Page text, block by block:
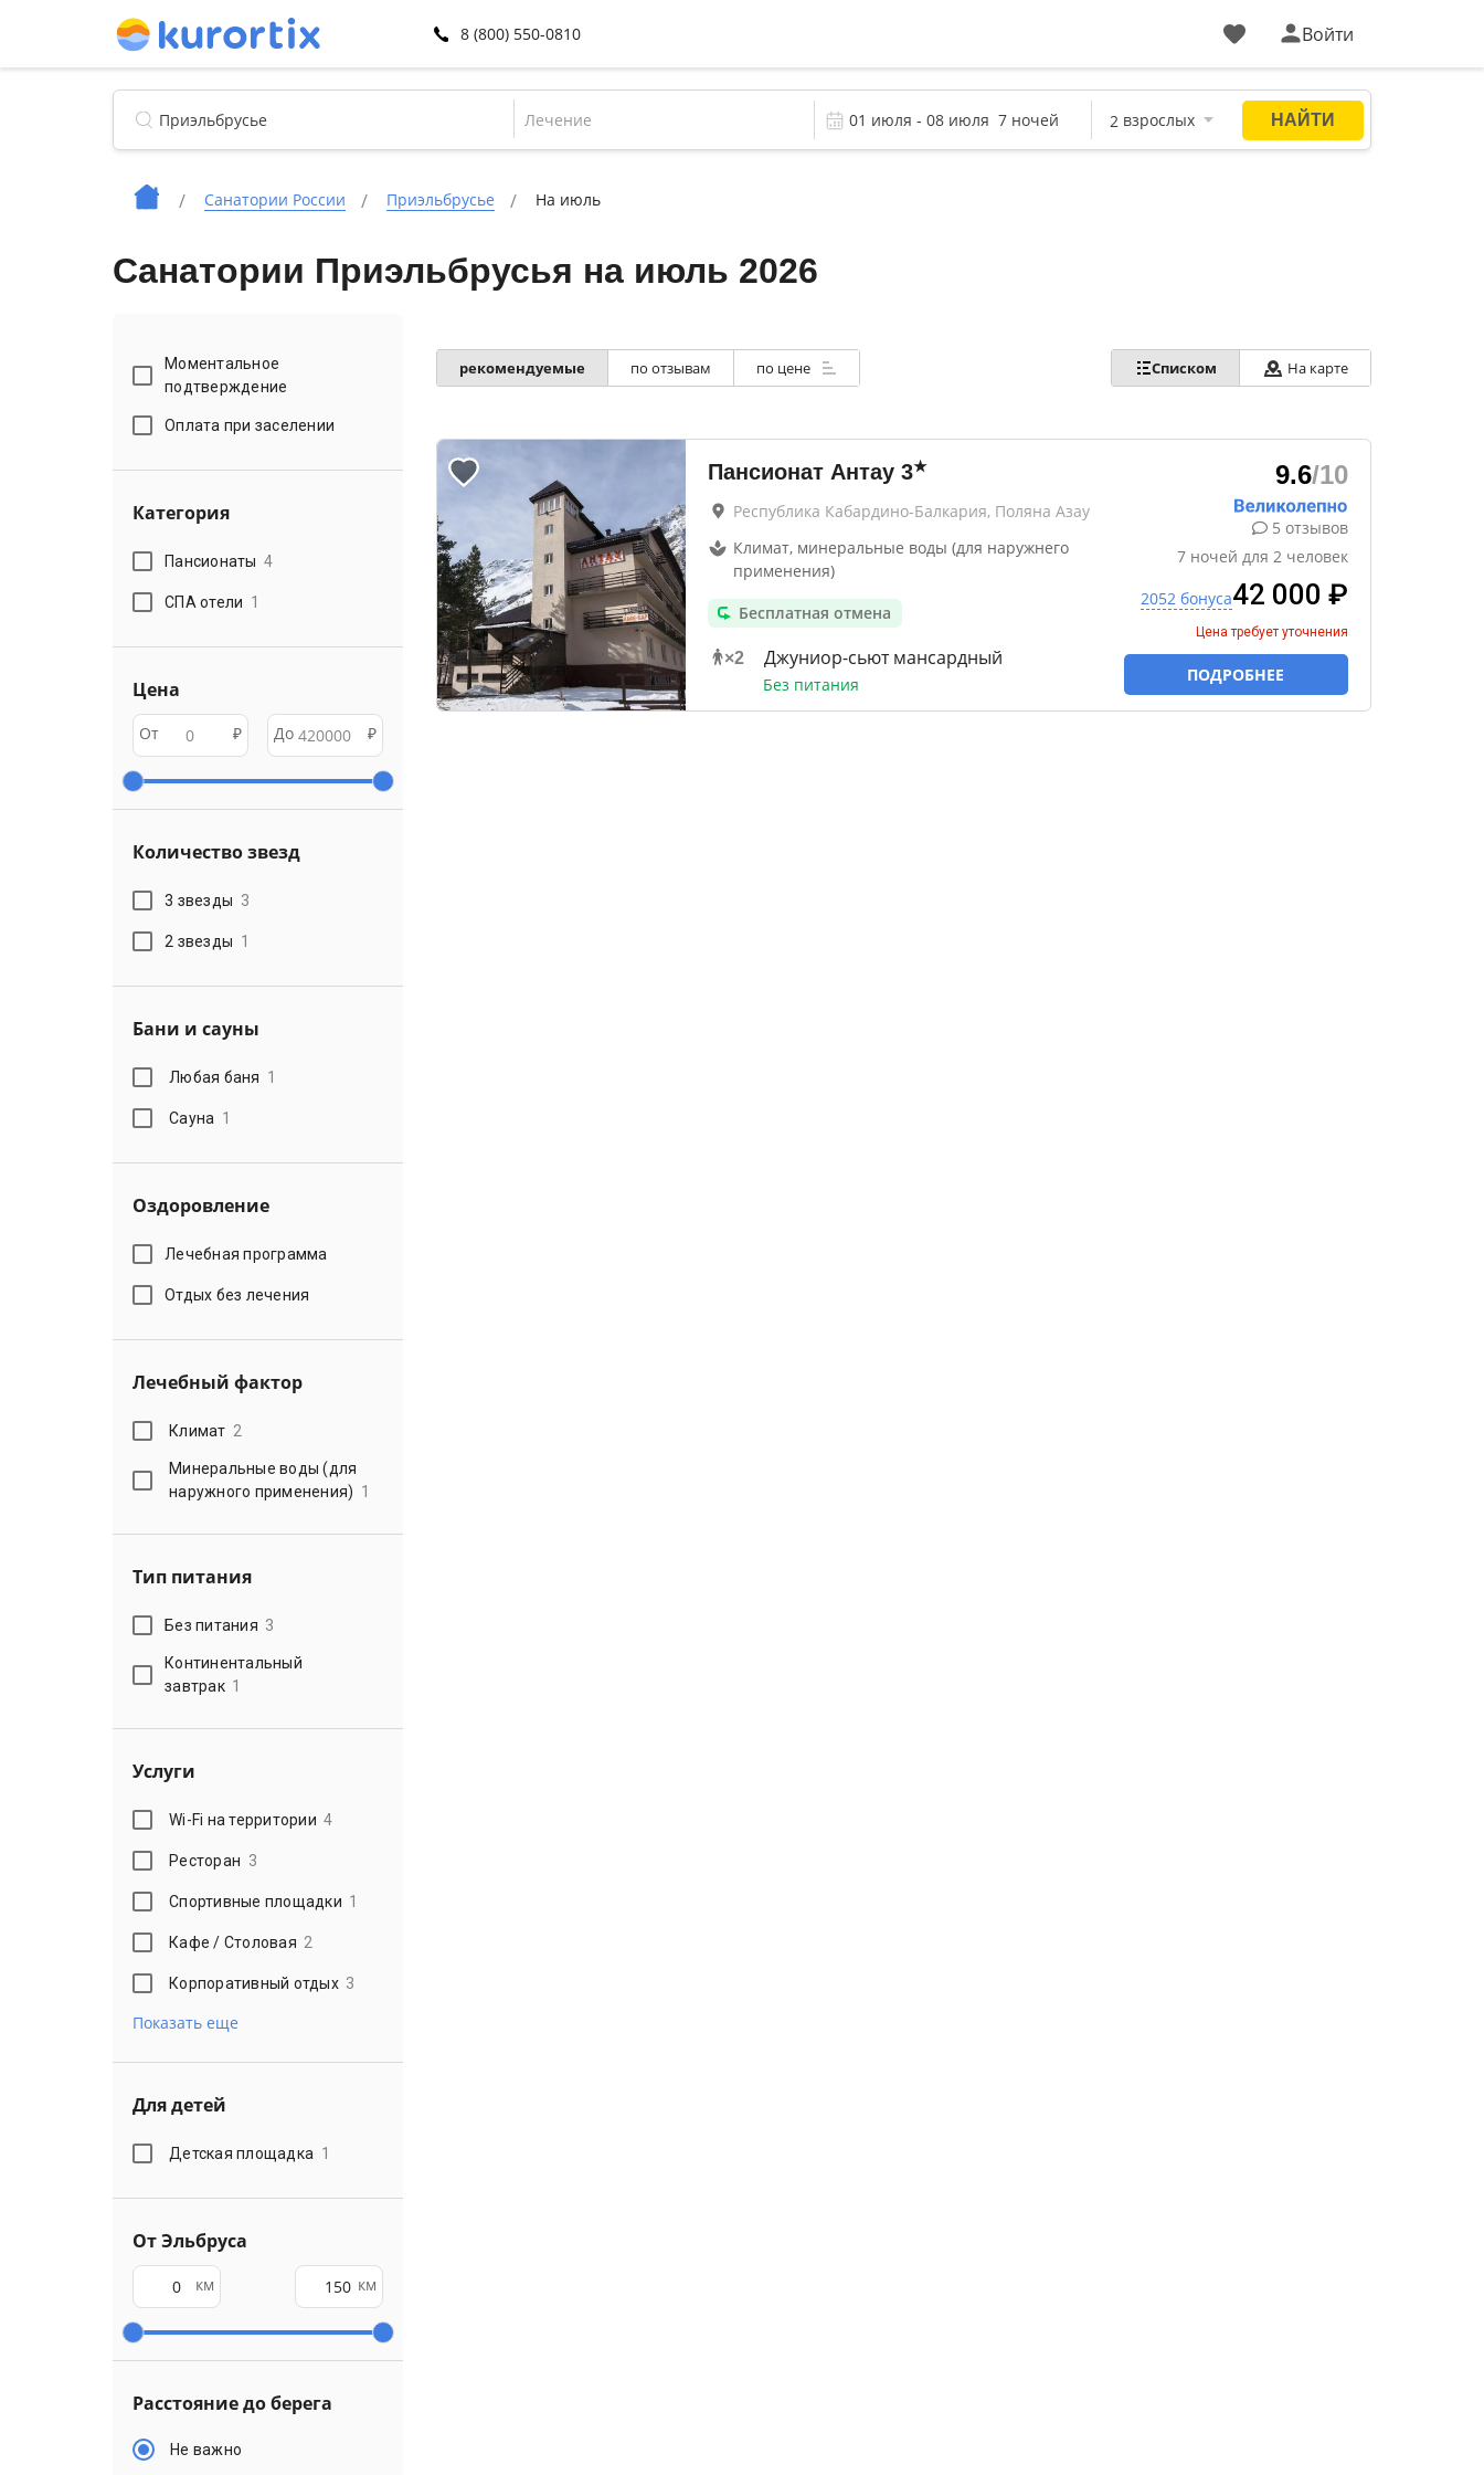
8 (800) 550-0810 Войти
Лечение
Санатории России Приэльбрусье На июль
Санатории Приэльбрусья на июль 2026
Моментальное
подтверждение
Оплата при заселении
Категория
Пансионаты 4
СПА отели 1
Цена
От ₽ До ₽
Количество звезд
3 звезды 3
2 звезды 1
Бани и сауны
Любая баня 1
Сауна 1
Оздоровление
Лечебная программа
Отдых без лечения
Лечебный фактор
Климат 2
Минеральные воды (для
наружного применения) 1
Тип питания
Без питания 3
Континентальный
завтрак 1
Услуги
Wi-Fi на территории 4
Ресторан 3
Спортивные площадки 1
Кафе / Столовая 2
Корпоративный отдых 3
Показать еще
Для детей
Детская площадка 1
От Эльбруса
км км
Расстояние до берега
Не важно
рекомендуемые по отзывам по цене Списком На карте
Пансионат Антау 3★
Республика Кабардино-Балкария, Поляна Азау
Климат, минеральные воды (для наружнего
применения)
Бесплатная отмена
×2 Джуниор-сьют мансардный
Без питания
9.6/10
5 отзывов
7 ночей для 2 человек
2052 бонуса42 000 ₽
Цена требует уточнения
ПОДРОБНЕЕ